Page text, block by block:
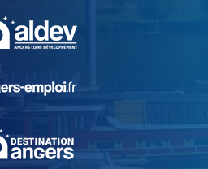
, Ouvre une nouvelle